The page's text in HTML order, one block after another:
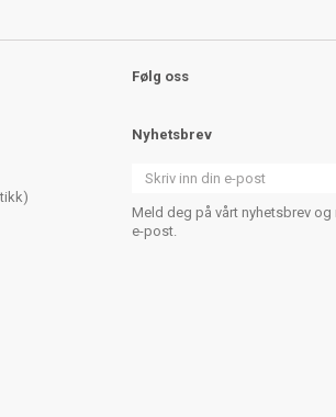
Følg oss
Nyhetsbrev
Meld deg på vårt nyhetsbrev
e-post.